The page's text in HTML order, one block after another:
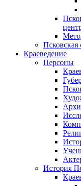
Псковская
Краеведение
Персоны
История